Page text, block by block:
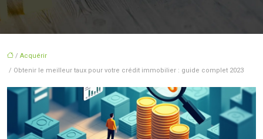
/ Acquérir
/ Obtenir le meilleur taux pour votre crédit immobilier : guide complet 2023